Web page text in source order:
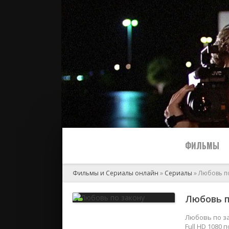
ФИЛЬМЫ
2024
Фильмы и Сериалы онлайн » Сериалы » Любовь
Любовь
Любовь по
Full HD 1080